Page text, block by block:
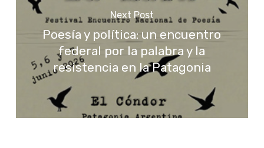
Next Post
Poesía y política: un encuentro
federal por la palabra y la
resistencia en la Patagonia